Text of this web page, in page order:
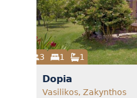
3 1 1
Dopia
Vasilikos, Zakynthos